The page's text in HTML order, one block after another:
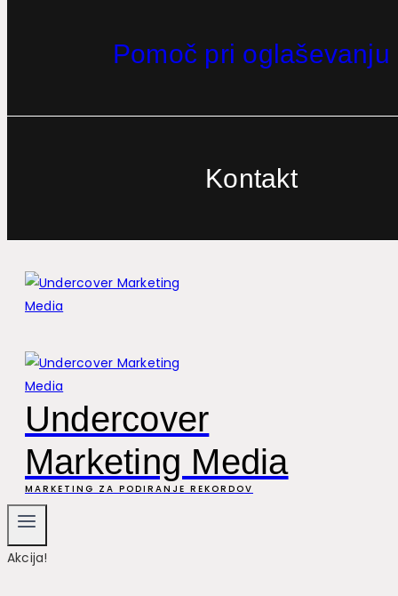
Pomoč pri oglaševanju
Kontakt
Undercover
Marketing Media
MARKETING ZA PODIRANJE REKORDOV
Akcija!